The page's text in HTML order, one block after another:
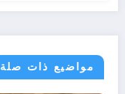
مواضيع ذات صلة